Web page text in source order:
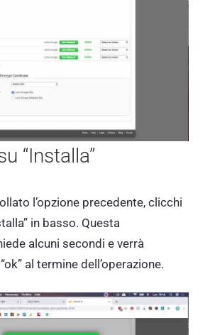
“Installa”
l’opzione precedente, clicchi
in basso. Questa
alcuni secondi e verrà
al termine dell’operazione.